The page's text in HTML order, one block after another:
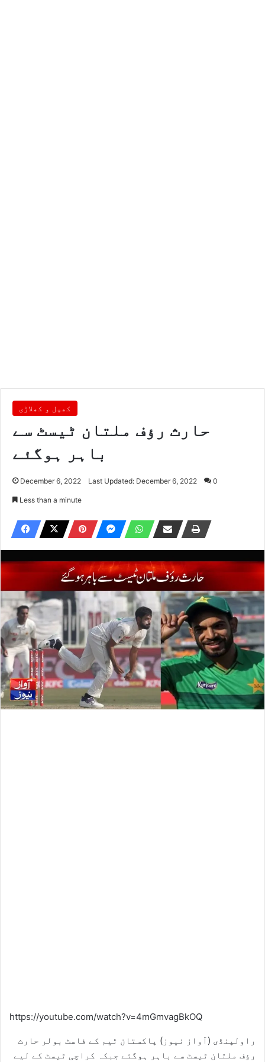
کھیل و کھلاڑی
حارث رﺅف ملتان ٹیسٹ سے
باہر ہوگئے
December 6, 2022 Last Updated: December 6, 2022 0
Less than a minute
https://youtube.com/watch?v=4mGmvagBkOQ
راولپنڈی (آواز نیوز) پاکستان ٹیم کے فاسٹ بولر حارث
رﺅف ملتان ٹیسٹ سے باہر ہوگئے جبکہ کراچی ٹیسٹ کے لیے